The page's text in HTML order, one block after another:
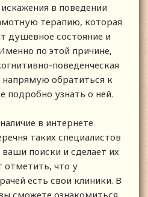
в поведении
терапию, которая
душевное состояние и
по этой причине,
поведенческая
обратиться к
подробно узнать о ней.
в интернете
таких специалистов
поиски и сделает их
отметить, что у
есть свои клиники. В